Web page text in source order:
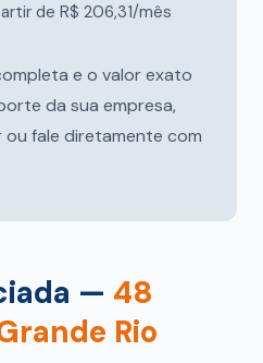
de R$ 206,31/mês
e o valor exato
da sua empresa,
fale diretamente com
— 48
Rio